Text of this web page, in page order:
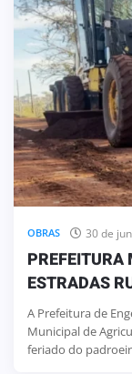
OBRAS 30 de
PREFEITURA
ESTRADAS
A Prefeitura de
Municipal de
feriado do